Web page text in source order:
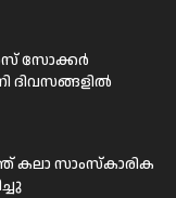
സോക്കർ
ദിവസങ്ങളിൽ
കലാ സാംസ്കാരിക